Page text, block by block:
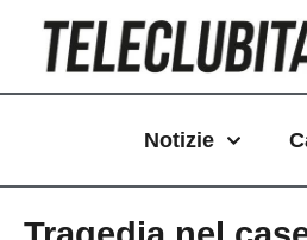
contenuto
Notizie